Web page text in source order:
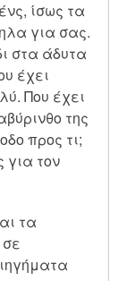
ίσως τα
για σας.
στα άδυτα
έχει
Που έχει
της
προς τι;
για τον
τα